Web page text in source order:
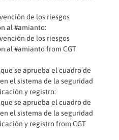
de los riesgos
al #amianto:
de los riesgos
al #amiantofrom CGT
se aprueba el cuadro de
el sistema de la seguridad
y registro:
se aprueba el cuadro de
el sistema de la seguridad
y registrofrom CGT